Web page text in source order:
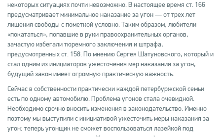
некоторых ситуациях почти невозможно. В настоящее время ст. 166
предусматривает минимальное наказание за угон — от трех лет
лишения свободы с пометкой условно. Таким образом, любители
«покататься», попавшие в руки правоохранительных органов,
зачастую избегали тюремного заключения и штрафа,
предусмотренных ст. 158. По мнению Сергея Шатуновского, который и
стал одним из инициаторов ужесточения мер наказания за угон,
будущий закон имеет огромную практическую важность.
Сейчас в собственности практически каждой петербуржской семьи
есть по одному автомобилю. Проблема угонов стала очевидной.
Необходимо срочно вносить изменения в законодательство. Именно
поэтому мы выступили с инициативой ужесточить меры наказания за
угон: теперь угонщик не сможет воспользоваться лазейкой под